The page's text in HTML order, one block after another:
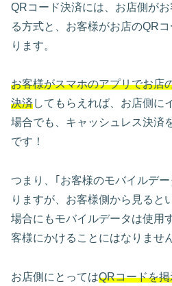
QRコード決済には、お店側が
る方式と、お客様がお店のQR
ります。
お客様がスマホのアプリでお店
決済してもらえれば、お店側に
場合でも、キャッシュレス決済
です！
つまり、｢お客様のモバイルデ
りますが、お客様側から見ると
場合にもモバイルデータは使用
客様にかけることにはなりません
お店側にとってはQRコードを